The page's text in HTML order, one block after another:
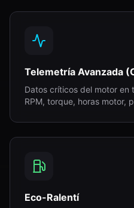
Telemetría Avanzada
Datos críticos del motor en
RPM, torque, horas motor,
Eco-Ralentí